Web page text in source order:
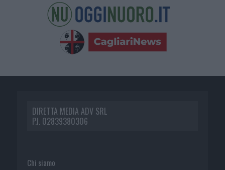
DIRETTA MEDIA ADV SRL
P.I. 02839380306
Chi siamo